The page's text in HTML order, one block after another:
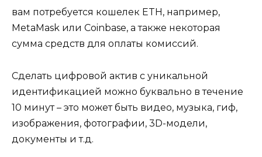
вам потребуется кошелек ETH, например,
MetaMask или Coinbase, а также некоторая
сумма средств для оплаты комиссий.
Сделать цифровой актив с уникальной
идентификацией можно буквально в течение
10 минут – это может быть видео, музыка, гиф,
изображения, фотографии, 3D-модели,
документы и т.д.